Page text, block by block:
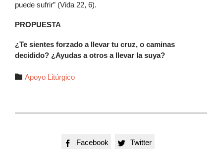
puede sufrir” (Vida 22, 6).
PROPUESTA
¿Te sientes forzado a llevar tu cruz, o caminas
decidido? ¿Ayudas a otros a llevar la suya?
 Autor
Apoyo Litúrgico
 Facebook  Twitter